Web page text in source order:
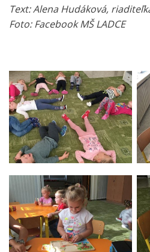
Text: Alena Hudáková,
Foto: Facebook MŠ LADCE